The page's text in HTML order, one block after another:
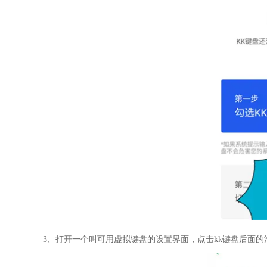
3、打开一个叫可用虚拟键盘的设置界面，点击kk键盘后面的